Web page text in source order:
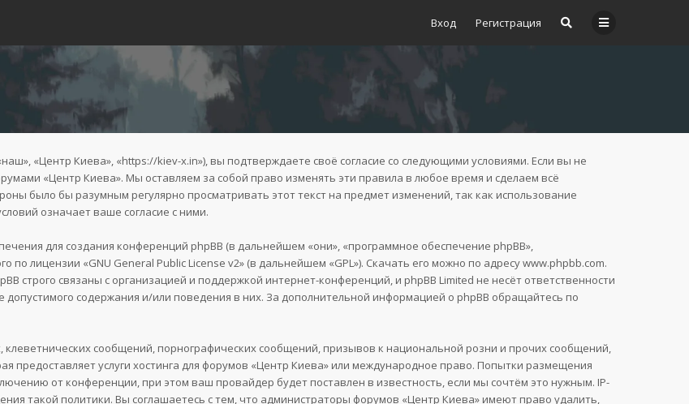
Вход Регистрация
«Центр Киева», «https://kiev-x.in»), вы подтверждаете своё согласие со следующими условиями. Если вы не
«Центр Киева». Мы оставляем за собой право изменять эти правила в любое время и сделаем всё
было бы разумным регулярно просматривать этот текст на предмет изменений, так как использование
означает ваше согласие с ними.
для создания конференций phpBB (в дальнейшем «они», «программное обеспечение phpBB»,
по лицензии «GNU General Public License v2» (в дальнейшем «GPL»). Скачать его можно по адресуwww.phpbb.com.
строго связаны с организацией и поддержкой интернет-конференций, и phpBB Limited не несёт ответственности
содержания и/или поведения в них. За дополнительной информацией о phpBB обращайтесь по
сообщений, порнографических сообщений, призывов к национальной розни и прочих сообщений,
предоставляет услуги хостинга для форумов «Центр Киева» или международное право. Попытки размещения
от конференции, при этом ваш провайдер будет поставлен в известность, если мы сочтём это нужным. IP-
такой политики. Вы соглашаетесь с тем, что администраторы форумов «Центр Киева» имеют право удалить,